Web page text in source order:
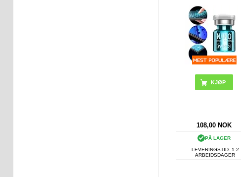
108,00 NOK
PÅ LAGER
LEVERINGSTID: 1-2
ARBEIDSDAGER